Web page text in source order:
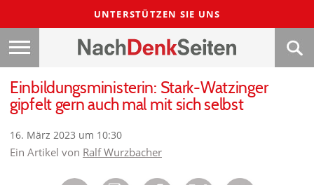
UNTERSTÜTZEN SIE UNS
Einbildungsministerin: Stark-Watzinger
gipfelt gern auch mal mit sich selbst
16. März 2023 um 10:30
Ein Artikel von Ralf Wurzbacher